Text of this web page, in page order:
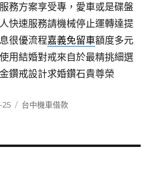
務方案享受專，愛車或是碟盤
快速服務請機械停止運轉達提
很優流程嘉義免留車額度多元
用結婚對戒來自於最精挑細選
鑽戒設計求婚鑽石貴尊榮
分
台中機車借款